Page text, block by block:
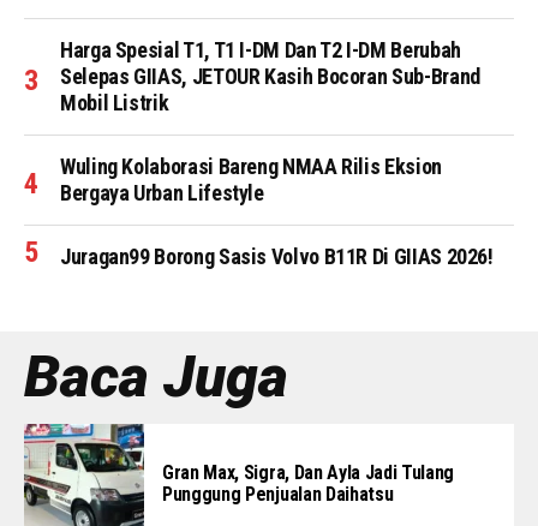
Harga Spesial T1, T1 I-DM Dan T2 I-DM Berubah
Selepas GIIAS, JETOUR Kasih Bocoran Sub-Brand
Mobil Listrik
Wuling Kolaborasi Bareng NMAA Rilis Eksion
Bergaya Urban Lifestyle
Juragan99 Borong Sasis Volvo B11R Di GIIAS 2026!
Baca Juga
Gran Max, Sigra, Dan Ayla Jadi Tulang
Punggung Penjualan Daihatsu